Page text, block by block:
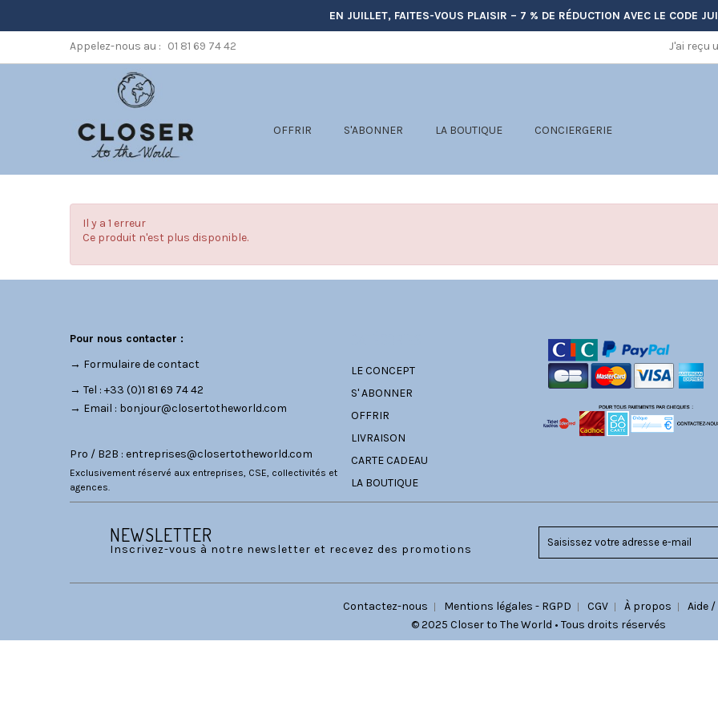
EN JUILLET, FAITES-VOUS PLAISIR – 7 % DE RÉDUCTION AVEC LE CODE
Appelez-nous au : 01 81 69 74 42 J'ai reçu
OFFRIR S'ABONNER LA BOUTIQUE CONCIERGERIE
Il y a 1 erreur
Ce produit n'est plus disponible.
Pour nous contacter :
→ Formulaire de contact
→ Tel : +33 (0)1 81 69 74 42
→ Email : bonjour@closertotheworld.com
Pro / B2B : entreprises@closertotheworld.com
Exclusivement réservé aux entreprises, CSE, collectivités et
agences.
LE CONCEPT
S' ABONNER
OFFRIR
LIVRAISON
CARTE CADEAU
LA BOUTIQUE
NEWSLETTER
Inscrivez-vous à notre newsletter et recevez des promotions
Contactez-nous Mentions légales - RGPD CGV À propos
Aide /
© 2025 Closer to The World • Tous droits réservés